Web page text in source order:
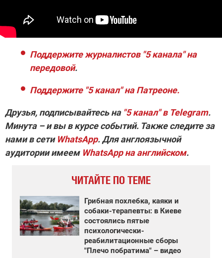
Поддержите журналистов "5 канала" на
передовой.
Поддержите "5 канал" на Патреоне.
Друзья, подписывайтесь на "5 канал" в Telegram.
Минута – и вы в курсе событий. Также следите за
нами в сети WhatsApp. Для англоязычной
аудитории имеем WhatsApp на английском.
ЧИТАЙТЕ ПО ТЕМЕ
Грибная похлебка, каяки и
собаки-терапевты: в Киеве
состоялись пятые
психологически-
реабилитационные сборы
"Плечо побратима" – видео